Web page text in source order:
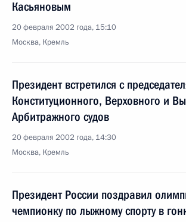
Касьяновым
20 февраля 2002 года, 15:10
Москва, Кремль
Президент встретился с
Конституционного, Верховного и
Арбитражного судов
20 февраля 2002 года, 14:30
Москва, Кремль
Президент России поздравил
чемпионку по лыжному спорту в